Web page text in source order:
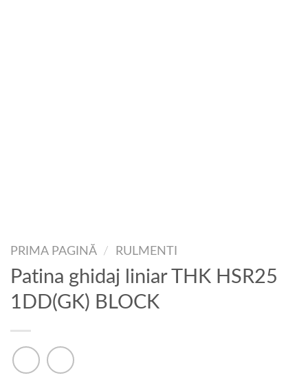
PRIMA PAGINĂ / RULMENTI
Patina ghidaj liniar THK HSR25
1DD(GK) BLOCK